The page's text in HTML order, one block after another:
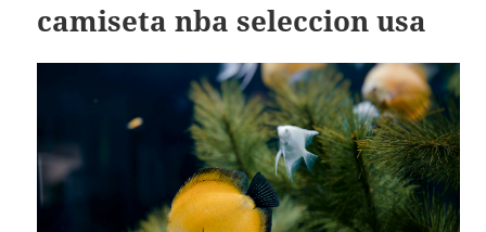
camiseta nba seleccion usa